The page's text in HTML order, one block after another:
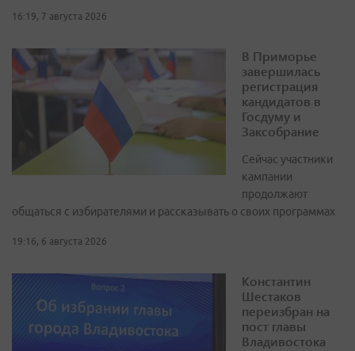
16:19, 7 августа 2026
В Приморье
завершилась
регистрация
кандидатов в
Госдуму и
Заксобрание
Сейчас участники
кампании
продолжают
общаться с избирателями и рассказывать о своих программах
19:16, 6 августа 2026
Константин
Шестаков
переизбран на
пост главы
Владивостока